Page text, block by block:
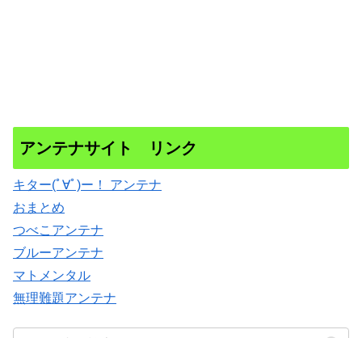
アンテナサイト リンク
キター(ﾟ∀ﾟ)ー！ アンテナ
おまとめ
つべこアンテナ
ブルーアンテナ
マトメンタル
無理難題アンテナ